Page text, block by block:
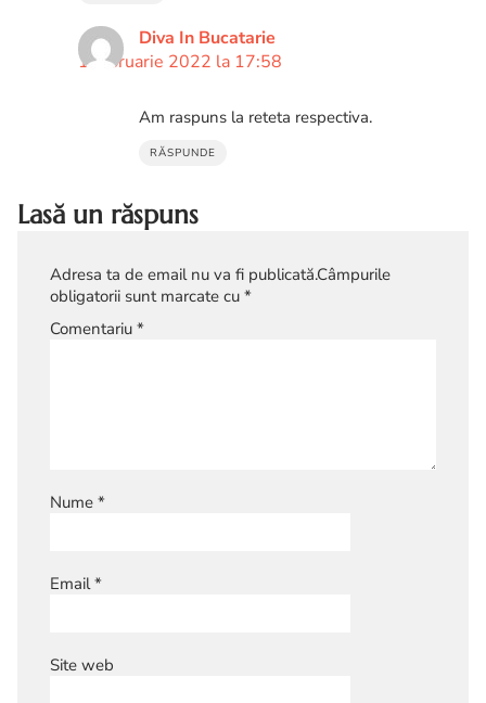
Diva In Bucatarie
1 februarie 2022 la 17:58
Am raspuns la reteta respectiva.
RĂSPUNDE
Lasă un răspuns
Adresa ta de email nu va fi publicată.Câmpurile
obligatorii sunt marcate cu *
Comentariu *
Nume *
Email*
Site web